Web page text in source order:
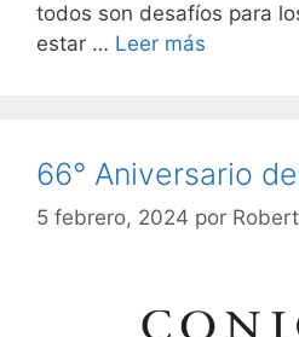
todos son desafíos para
estar … Leer más
66° Aniversario
5 febrero, 2024 por